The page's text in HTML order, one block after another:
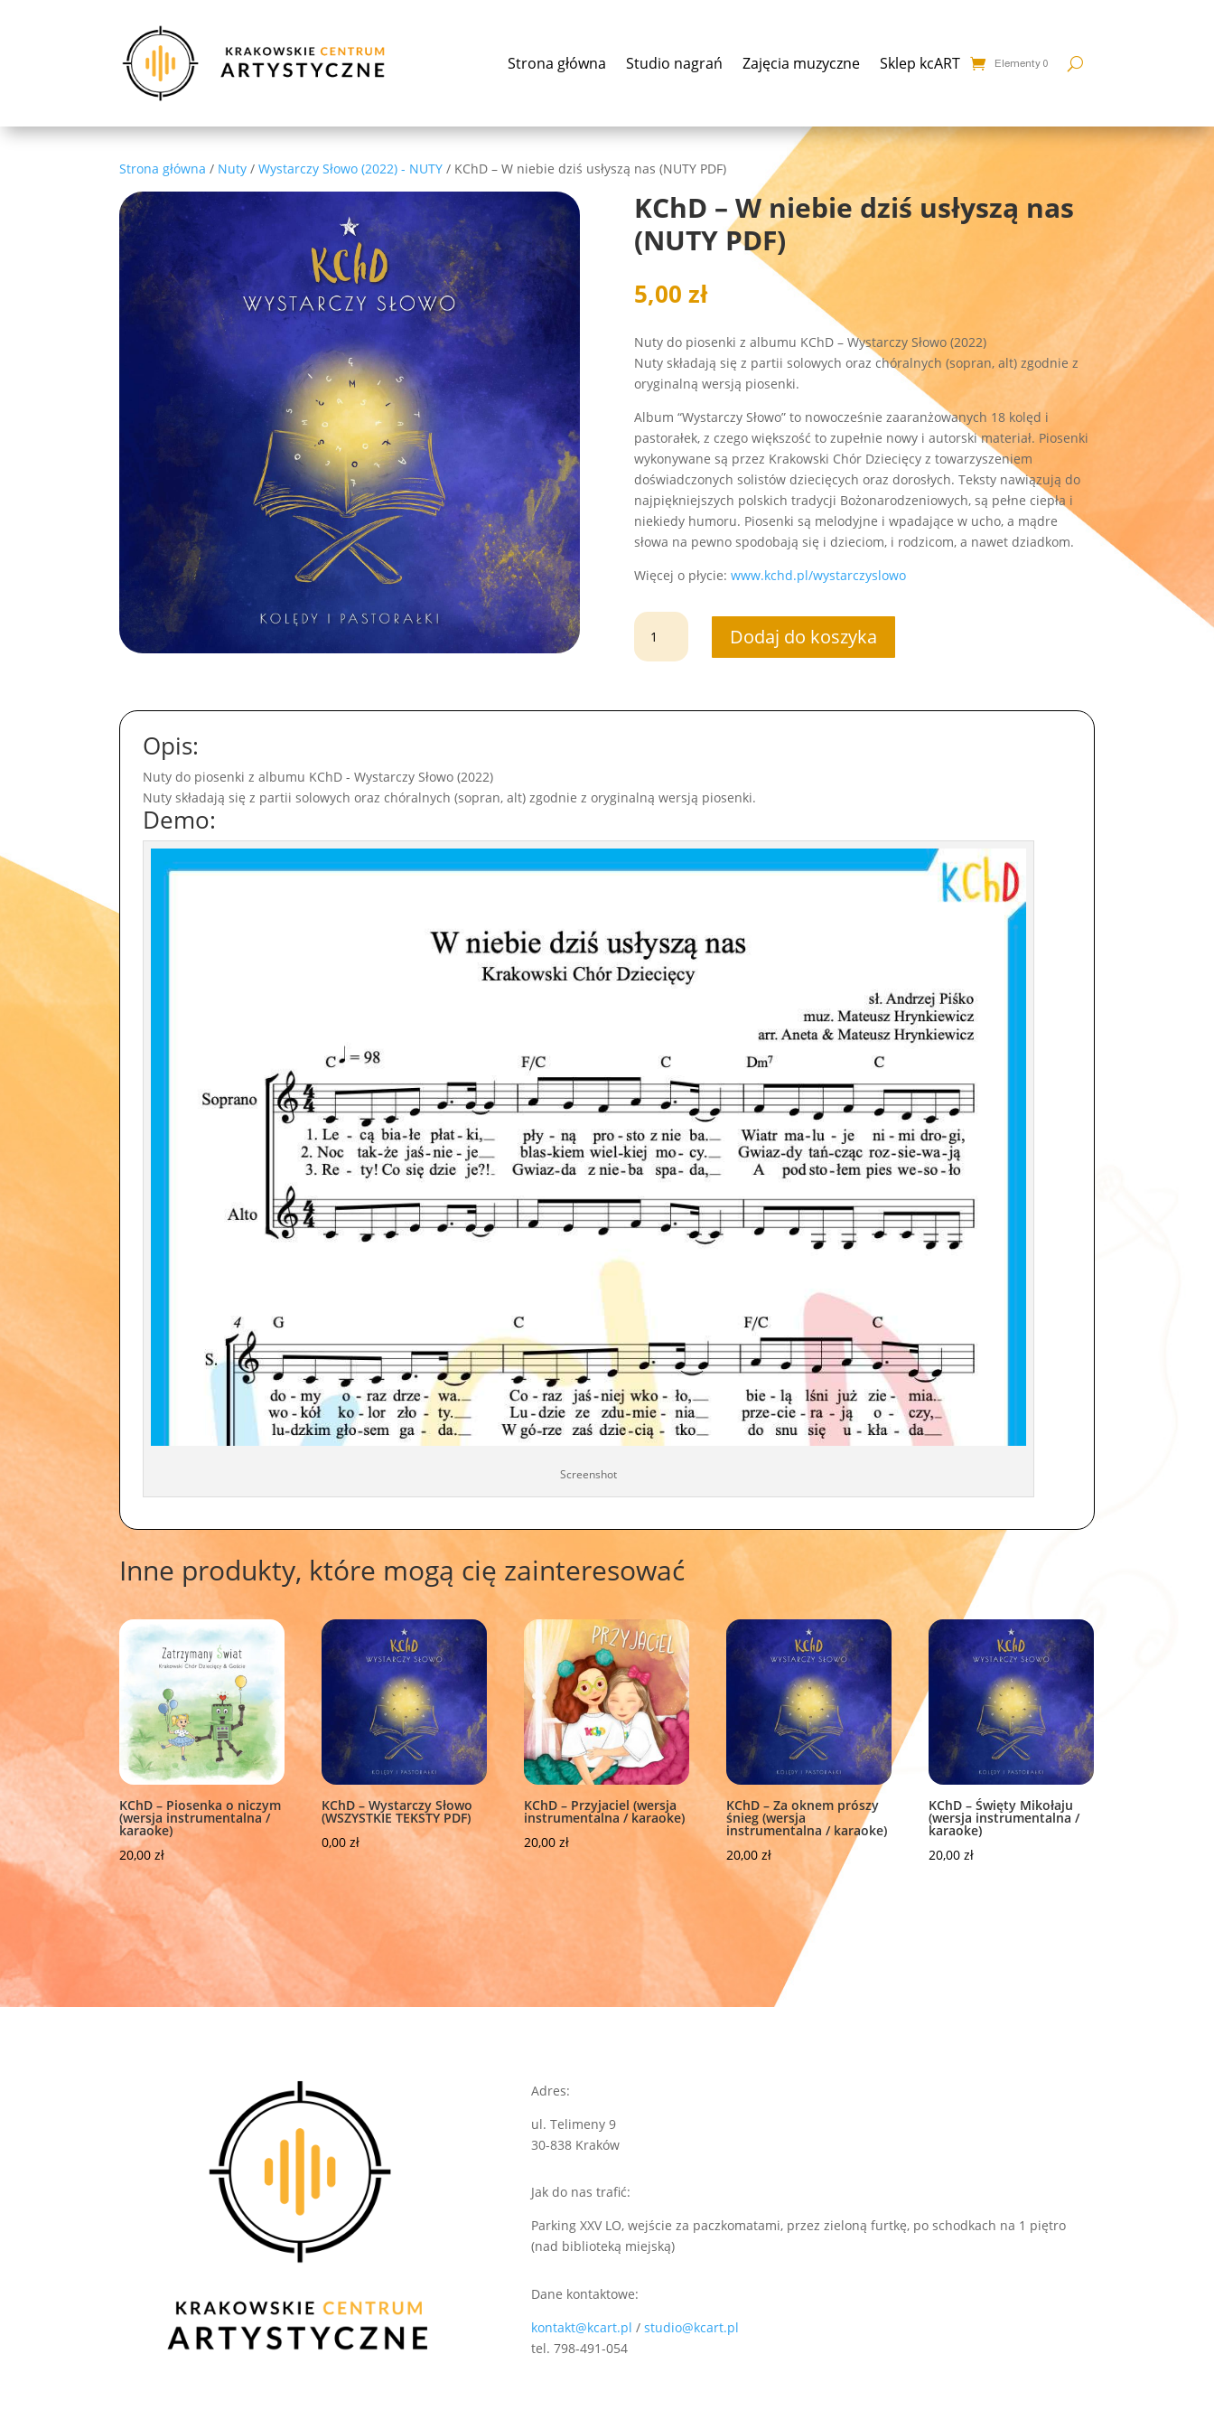
Strona główna Studio nagrań Zajęcia muzyczne Sklep kcART Elementy 0
Strona główna / Nuty / Wystarczy Słowo (2022) - NUTY / KChD – W niebie dziś usłyszą nas (NUTY PDF)
KChD – W niebie dziś usłyszą nas
(NUTY PDF)
5,00 zł
Nuty do piosenki z albumu KChD – Wystarczy Słowo (2022)
Nuty składają się z partii solowych oraz chóralnych (sopran, alt) zgodnie z
oryginalną wersją piosenki.
Album “Wystarczy Słowo” to nowocześnie zaaranżowanych 18 kolęd i
pastorałek, z czego większość to zupełnie nowy i autorski materiał. Piosenki
wykonywane są przez Krakowski Chór Dziecięcy z towarzyszeniem
doświadczonych solistów dziecięcych oraz dorosłych. Teksty nawiązują do
najpiękniejszych polskich tradycji Bożonarodzeniowych, są pełne ciepła i
niekiedy humoru. Piosenki są melodyjne i wpadające w ucho, a mądre
słowa na pewno spodobają się i dzieciom, i rodzicom, a nawet dziadkom.
Więcej o płycie: www.kchd.pl/wystarczyslowo
ilość
KChD
PDF)
Dodaj do koszyka
Opis:
Nuty do piosenki z albumu KChD - Wystarczy Słowo (2022)
Nuty składają się z partii solowych oraz chóralnych (sopran, alt) zgodnie z oryginalną wersją piosenki.
Demo:
Screenshot
Inne produkty, które mogą cię zainteresować
KChD – Piosenka o niczym
(wersja instrumentalna /
karaoke)
20,00 zł
KChD – Wystarczy Słowo
(WSZYSTKIE TEKSTY PDF)
0,00zł
KChD – Przyjaciel (wersja
instrumentalna / karaoke)
20,00zł
KChD – Za oknem prószy
śnieg (wersja
instrumentalna / karaoke)
20,00zł
KChD – Święty Mikołaju
(wersja instrumentalna /
karaoke)
20,00zł
Adres:
ul. Telimeny 9
30-838 Kraków
Jak do nas trafić:
Parking XXV LO, wejście za paczkomatami, przez zieloną furtkę, po schodkach na 1 piętro
(nad biblioteką miejską)
Dane kontaktowe:
kontakt@kcart.pl/studio@kcart.pl
tel. 798-491-054